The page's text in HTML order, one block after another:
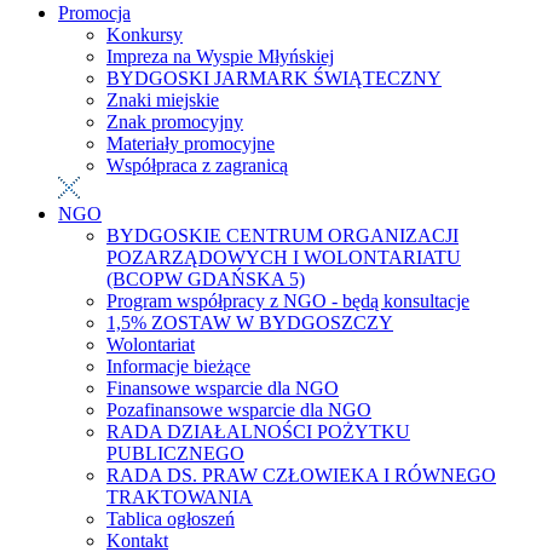
Promocja
Konkursy
Impreza na Wyspie Młyńskiej
BYDGOSKI JARMARK ŚWIĄTECZNY
Znaki miejskie
Znak promocyjny
Materiały promocyjne
Współpraca z zagranicą
NGO
BYDGOSKIE CENTRUM ORGANIZACJI
POZARZĄDOWYCH I WOLONTARIATU
(BCOPW GDAŃSKA 5)
Program współpracy z NGO - będą konsultacje
1,5% ZOSTAW W BYDGOSZCZY
Wolontariat
Informacje bieżące
Finansowe wsparcie dla NGO
Pozafinansowe wsparcie dla NGO
RADA DZIAŁALNOŚCI POŻYTKU
PUBLICZNEGO
RADA DS. PRAW CZŁOWIEKA I RÓWNEGO
TRAKTOWANIA
Tablica ogłoszeń
Kontakt